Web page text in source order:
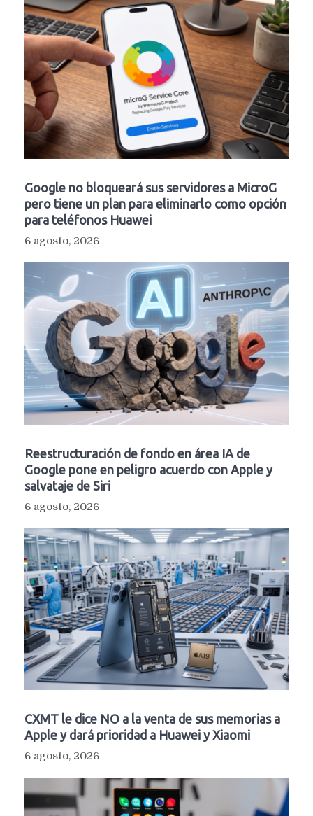
Google no bloqueará sus servidores a MicroG
pero tiene un plan para eliminarlo como opción
para teléfonos Huawei
6 agosto, 2026
Reestructuración de fondo en área IA de
Google pone en peligro acuerdo con Apple y
salvataje de Siri
6 agosto, 2026
CXMT le dice NO a la venta de sus memorias a
Apple y dará prioridad a Huawei y Xiaomi
6 agosto, 2026